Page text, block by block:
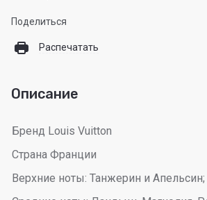
Поделиться
Распечатать
Описание
Бренд Louis Vuitton
Страна Франции
Верхние ноты: Танжерин и Апельсин;